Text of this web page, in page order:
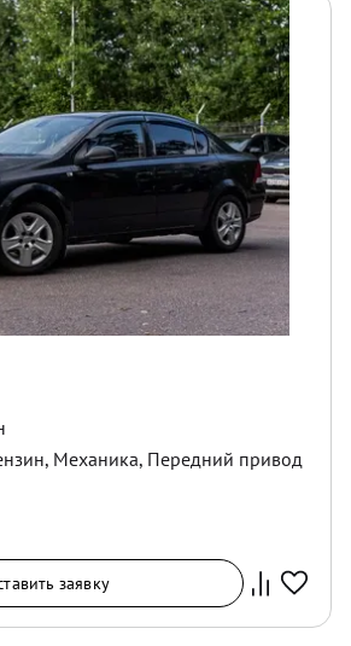
, Механика, Передний привод
заявку